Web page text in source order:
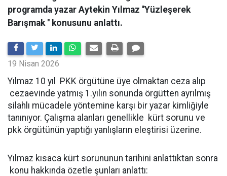
programda yazar Aytekin Yılmaz ''Yüzleşerek
Barışmak '' konusunu anlattı.
19 Nisan 2026
Yılmaz 10 yıl PKK örgütüne üye olmaktan ceza alıp
cezaevinde yatmış 1.yılın sonunda örgütten ayrılmış
silahlı mücadele yöntemine karşı bir yazar kimliğiyle
tanınıyor. Çalışma alanları genellikle kürt sorunu ve
pkk örgütünün yaptığı yanlışların eleştirisi üzerine.
Yılmaz kısaca kürt sorununun tarihini anlattıktan sonra
konu hakkında özetle şunları anlattı: